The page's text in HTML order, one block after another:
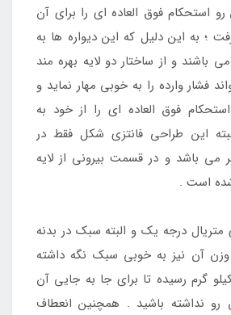
استحکام فوق العاده ای را برای آن
؛ به این دلیل که این دیواره ها به
باشند و از ساختار دو لایه بهره مند
فشار وارده را به خوبی مهار نماید و
فوق العاده ای را از خود به
این طراحی فانتزی شکل فقط در
باشد و در قسمت بیرونی از لایه
است .
متریال درجه یک و البته سبک در بدنه
آن نیز به خوبی سبک نگه داشته
است و به 4 کیلو گرم رسیده تا برای جا به جایی آن
نداشته باشید . همچنین انعطاف